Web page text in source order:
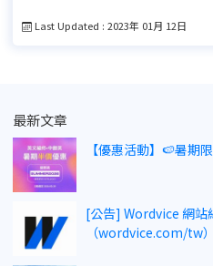
Last Updated : 2023年 01月 12日
最新文章
【優惠活動】🍉暑期
[公告] Wordvice 網站
（wordvice.com/tw）